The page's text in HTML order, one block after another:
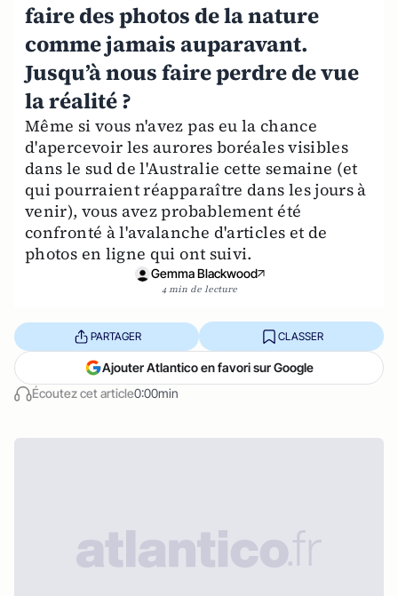
faire des photos de la nature
comme jamais auparavant.
Jusqu’à nous faire perdre de vue
la réalité ?
Même si vous n'avez pas eu la chance
d'apercevoir les aurores boréales visibles
dans le sud de l'Australie cette semaine (et
qui pourraient réapparaître dans les jours à
venir), vous avez probablement été
confronté à l'avalanche d'articles et de
photos en ligne qui ont suivi.
Gemma Blackwood
4 min de lecture
Écoutez cet article0:00min
PARTAGER CLASSER
Ajouter Atlantico en favori sur Google